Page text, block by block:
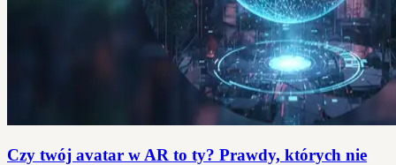
Czy twój avatar w AR to ty? Prawdy, których nie